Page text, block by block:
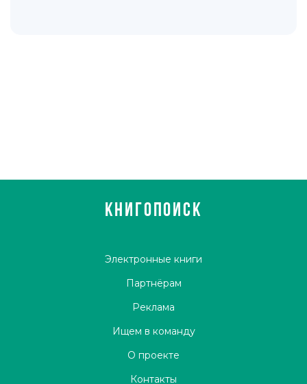
КНИГОПОИСК
Электронные книги
Партнёрам
Реклама
Ищем в команду
О проекте
Контакты